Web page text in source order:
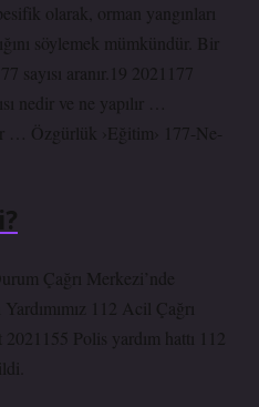
olarak, orman yangınları
söylemek mümkündür. Bir
sayısı aranır.19 2021177
nedir ve ne yapılır …
… Özgürlük ›Eğitim› 177-Ne-
Çağrı Merkezi’nde
112 Acil Çağrı
Polis yardım hattı 112